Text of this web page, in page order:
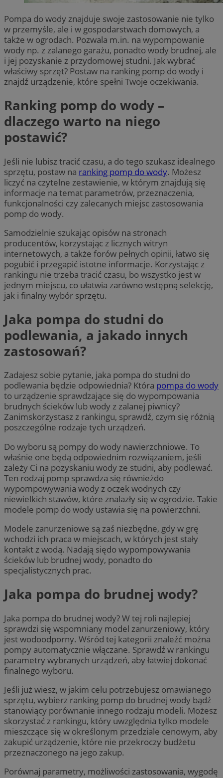
Pompa do wody znajduje swoje zastosowanie nie tylko
w przemyśle, ale i w gospodarstwach domowych, a
także w ogrodach. Pozwala m.in. na wypompowanie
wody np. z zalanego garażu, ponadto wody brudnej, ale
i jej pozyskanie z przydomowej studni. Jak wybrać
właściwy sprzęt? Postaw na ranking pomp do wody i
znajdź urządzenie, które spełni Twoje oczekiwania.
Ranking pomp do wody –
dlaczego warto na niego
postawić?
Jeśli nie lubisz tracić czasu, a do tego szukasz idealnego
sprzętu, postaw na ranking pomp do wody. Możesz
liczyć na czytelne zestawienie, w którym znajdują się
informacje na temat parametrów, przeznaczenia,
funkcjonalności czy zalecanych miejsc zastosowania
pomp do wody.
Samodzielnie szukając opisów na stronach
producentów, korzystając z licznych witryn
internetowych, a także forów pełnych opinii, łatwo się
pogubić i przegapić istotne informacje. Korzystając z
rankingu nie trzeba tracić czasu, bo wszystko jest w
jednym miejscu, co ułatwia zarówno wstępną selekcję,
jak i finalny wybór sprzętu.
Jaka pompa do studni do
podlewania, a jakado innych
zastosowań?
Zadajesz sobie pytanie, jaka pompa do studni do
podlewania będzie odpowiednia? Która pompa do wody
to urządzenie sprawdzające się do wypompowania
brudnych ścieków lub wody z zalanej piwnicy?
Zanimskorzystasz z rankingu, sprawdź, czym się różnią
poszczególne rodzaje tych urządzeń.
Do wyboru są pompy do wody nawierzchniowe. To
właśnie one będą odpowiednim rozwiązaniem, jeśli
zależy Ci na pozyskaniu wody ze studni, aby podlewać.
Ten rodzaj pomp sprawdza się równieżdo
wypompowywania wody z oczek wodnych czy
niewielkich stawów, które znalazły się w ogrodzie. Takie
modele pomp do wody ustawia się na powierzchni.
Modele zanurzeniowe są zaś niezbędne, gdy w grę
wchodzi ich praca w miejscach, w których jest stały
kontakt z wodą. Nadają siędo wypompowywania
ścieków lub brudnej wody, ponadto do
specjalistycznych prac.
Jaka pompa do brudnej wody?
Jaka pompa do brudnej wody? W tej roli najlepiej
sprawdzi się wspomniany model zanurzeniowy, który
jest wodoodporny. Wśród tej kategorii znaleźć można
pompy automatycznie włączane. Sprawdź w rankingu
parametry wybranych urządzeń, aby łatwiej dokonać
finalnego wyboru.
Jeśli już wiesz, w jakim celu potrzebujesz omawianego
sprzętu, wybierz ranking pomp do brudnej wody bądź
stanowiący porównanie innego rodzaju modeli. Możesz
skorzystać z rankingu, który uwzględnia tylko modele
mieszczące się w określonym przedziale cenowym, aby
zakupić urządzenie, które nie przekroczy budżetu
przeznaczonego na jego zakup.
Porównaj parametry, możliwości zastosowania, wygodę